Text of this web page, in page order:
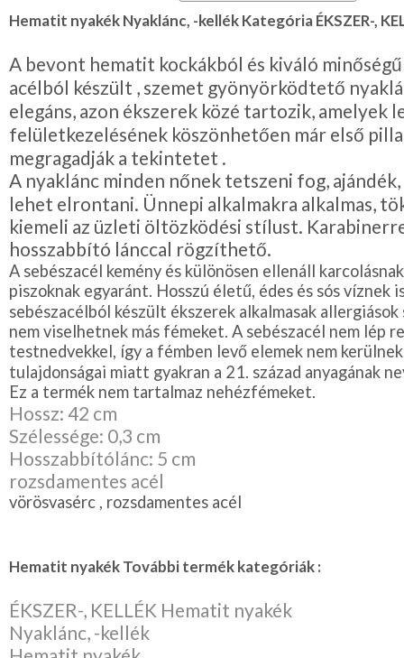
Hematit nyakék Nyaklánc, -kellék Kategória ÉKSZER-,
A bevont hematit kockákból és kiváló
acélból készült , szemet gyönyörködtető
elegáns, azon ékszerek közé tartozik, amelyek
felületkezelésének köszönhetően már első
megragadják a tekintetet .
A nyaklánc minden nőnek tetszeni fog,
lehet elrontani. Ünnepi alkalmakra alkalmas,
kiemeli az üzleti öltözködési stílust.
hosszabbító lánccal rögzíthető.
A sebészacél kemény és különösen ellenáll
piszoknak egyaránt. Hosszú életű, édes és sós víznek
sebészacélból készült ékszerek alkalmasak allergiások
nem viselhetnek más fémeket. A sebészacél nem lép
testnedvekkel, így a fémben levő elemek nem
tulajdonságai miatt gyakran a 21. század anyagának
Ez a termék nem tartalmaz nehézfémeket.
Hossz: 42 cm
Szélessége: 0,3 cm
Hosszabbítólánc: 5 cm
rozsdamentes acél
vörösvasérc , rozsdamentes acél
Hematit nyakék További termék kategóriák :
ÉKSZER-, KELLÉK Hematit nyakék
Nyaklánc, -kellék